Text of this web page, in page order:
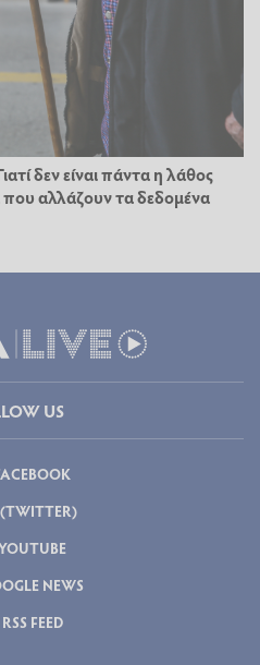
δεν είναι πάντα η λάθος
αλλάζουν τα δεδομένα
US
NEWS
RSS FEED